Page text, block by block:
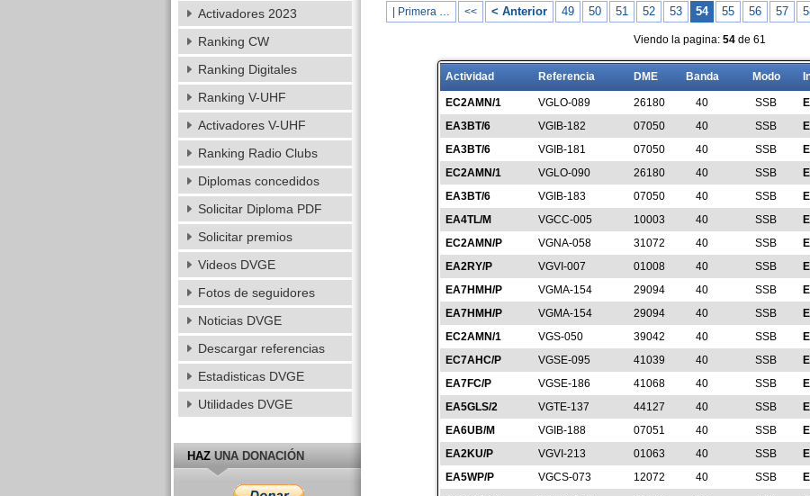
| Primera … << < Anterior 49 50 51 52 53 54 55 56 57
Viendo la pagina: 54 de 61
Actividad Referencia DME Banda Modo
EC2AMN/1 VGLO-089 26180 40 SSB
EA3BT/6
VGIB-182 07050 40 SSB
EA3BT/6
VGIB-181 07050 40 SSB
EC2AMN/1
VGLO-090 26180 40 SSB
EA3BT/6
VGIB-183 07050 40 SSB
EA4TL/M
VGCC-005 10003 40 SSB
EC2AMN/P
VGNA-058 31072 40 SSB
EA2RY/P
VGVI-007 01008 40 SSB
EA7HMH/P
VGMA-154 29094 40 SSB
EA7HMH/P
VGMA-154 29094 40 SSB
EC2AMN/1
VGS-050 39042 40 SSB
EC7AHC/P
VGSE-095 41039 40 SSB
EA7FC/P
VGSE-186 41068 40 SSB
EA5GLS/2
VGTE-137 44127 40 SSB
EA6UB/M
VGIB-188 07051 40 SSB
EA2KU/P
VGVI-213 01063 40 SSB
EA5WP/P
VGCS-073 12072 40 SSB
Activadores 2023
Ranking CW
Ranking Digitales
Ranking V-UHF
Activadores V-UHF
Ranking Radio Clubs
Diplomas concedidos
Solicitar Diploma PDF
Solicitar premios
Videos DVGE
Fotos de seguidores
Noticias DVGE
Descargar referencias
Estadisticas DVGE
Utilidades DVGE
HAZUNA DONACIÓN